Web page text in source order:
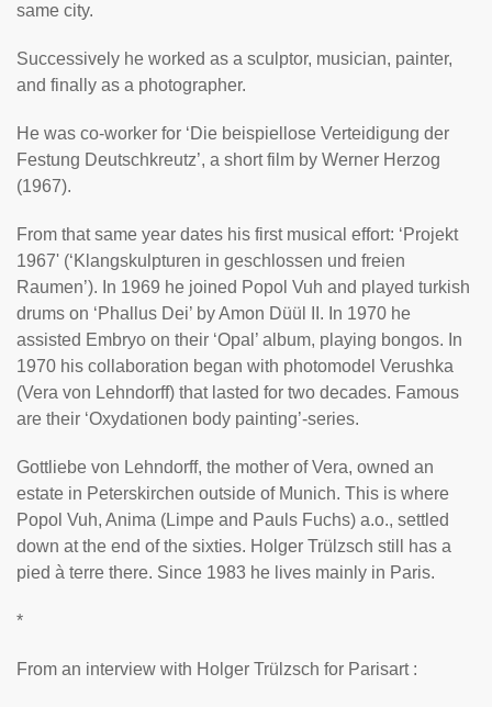
same city.
Successively he worked as a sculptor, musician, painter,
and finally as a photographer.
He was co-worker for ‘Die beispiellose Verteidigung der
Festung Deutschkreutz’, a short film by Werner Herzog
(1967).
From that same year dates his first musical effort: ‘Projekt
1967' (‘Klangskulpturen in geschlossen und freien
Raumen’). In 1969 he joined Popol Vuh and played turkish
drums on ‘Phallus Dei’ by Amon Düül II. In 1970 he
assisted Embryo on their ‘Opal’ album, playing bongos. In
1970 his collaboration began with photomodel Verushka
(Vera von Lehndorff) that lasted for two decades. Famous
are their ‘Oxydationen body painting’-series.
Gottliebe von Lehndorff, the mother of Vera, owned an
estate in Peterskirchen outside of Munich. This is where
Popol Vuh, Anima (Limpe and Pauls Fuchs) a.o., settled
down at the end of the sixties. Holger Trülzsch still has a
pied à terre there. Since 1983 he lives mainly in Paris.
*
From an interview with Holger Trülzsch for Parisart :